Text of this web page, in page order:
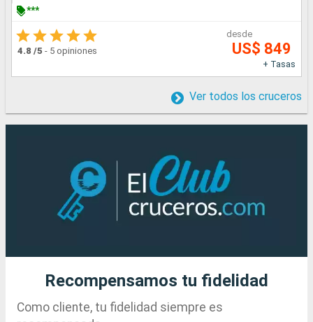
***
4.8 /5 - 5 opiniones
desde
US$ 849
+ Tasas
Ver todos los cruceros
Recompensamos tu fidelidad
Como cliente, tu fidelidad siempre es